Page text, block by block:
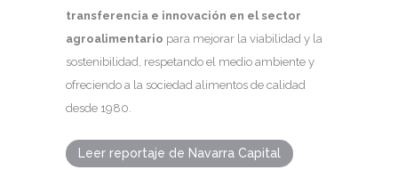
transferencia e innovación en el sector
agroalimentario para mejorar la viabilidad y la
sostenibilidad, respetando el medio ambiente y
ofreciendo a la sociedad alimentos de calidad
desde 1980.
Leer reportaje de Navarra Capital